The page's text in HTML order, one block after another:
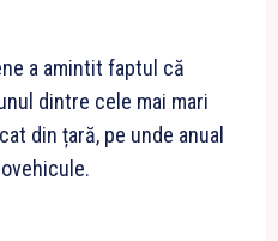
a amintit faptul că
dintre cele mai mari
din țară, pe unde anual